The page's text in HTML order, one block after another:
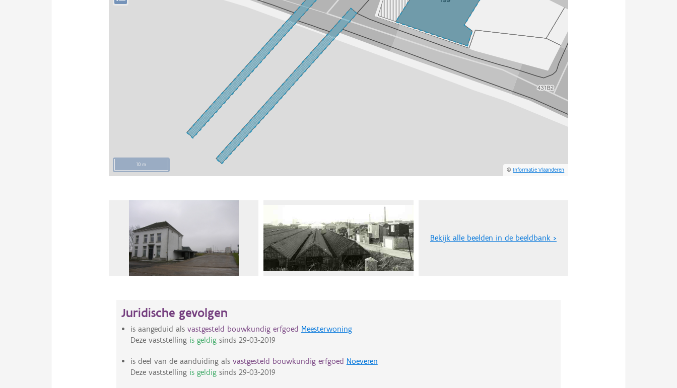
10 m
©Informatie Vlaanderen
Bekijk alle beelden in de beeldbank >
Juridische gevolgen
is aangeduid als vastgesteld bouwkundig erfgoed Meesterwoning
Deze vaststelling is geldigsinds 29-03-2019
is deel van de aanduiding als vastgesteld bouwkundig erfgoed Noeveren
Deze vaststelling is geldigsinds 29-03-2019